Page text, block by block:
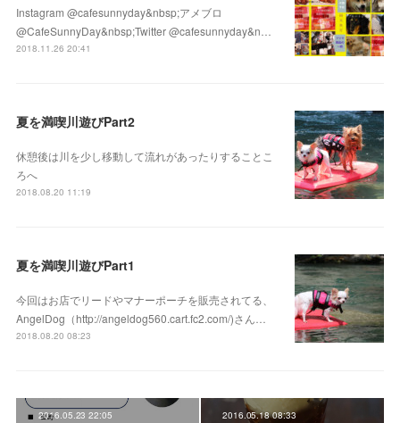
Instagram @cafesunnyday&nbsp;アメブロ
@CafeSunnyDay&nbsp;Twitter @cafesunnyday&n…
2018.11.26 20:41
夏を満喫川遊びPart2
休憩後は川を少し移動して流れがあったりすることこ
ろへ
2018.08.20 11:19
夏を満喫川遊びPart1
今回はお店でリードやマナーポーチを販売されてる、
AngelDog（http://angeldog560.cart.fc2.com/)さん…
2018.08.20 08:23
2016.05.23 22:05 2016.05.18 08:33